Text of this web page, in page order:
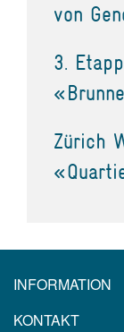
von
3.
Zürich
INFORMATION
KONTAKT